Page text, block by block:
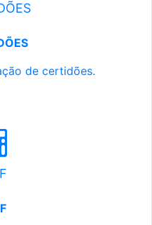
de certidões.